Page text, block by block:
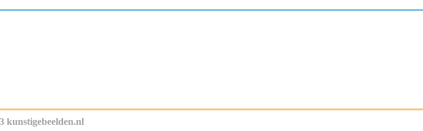
kunstigebeelden.nl